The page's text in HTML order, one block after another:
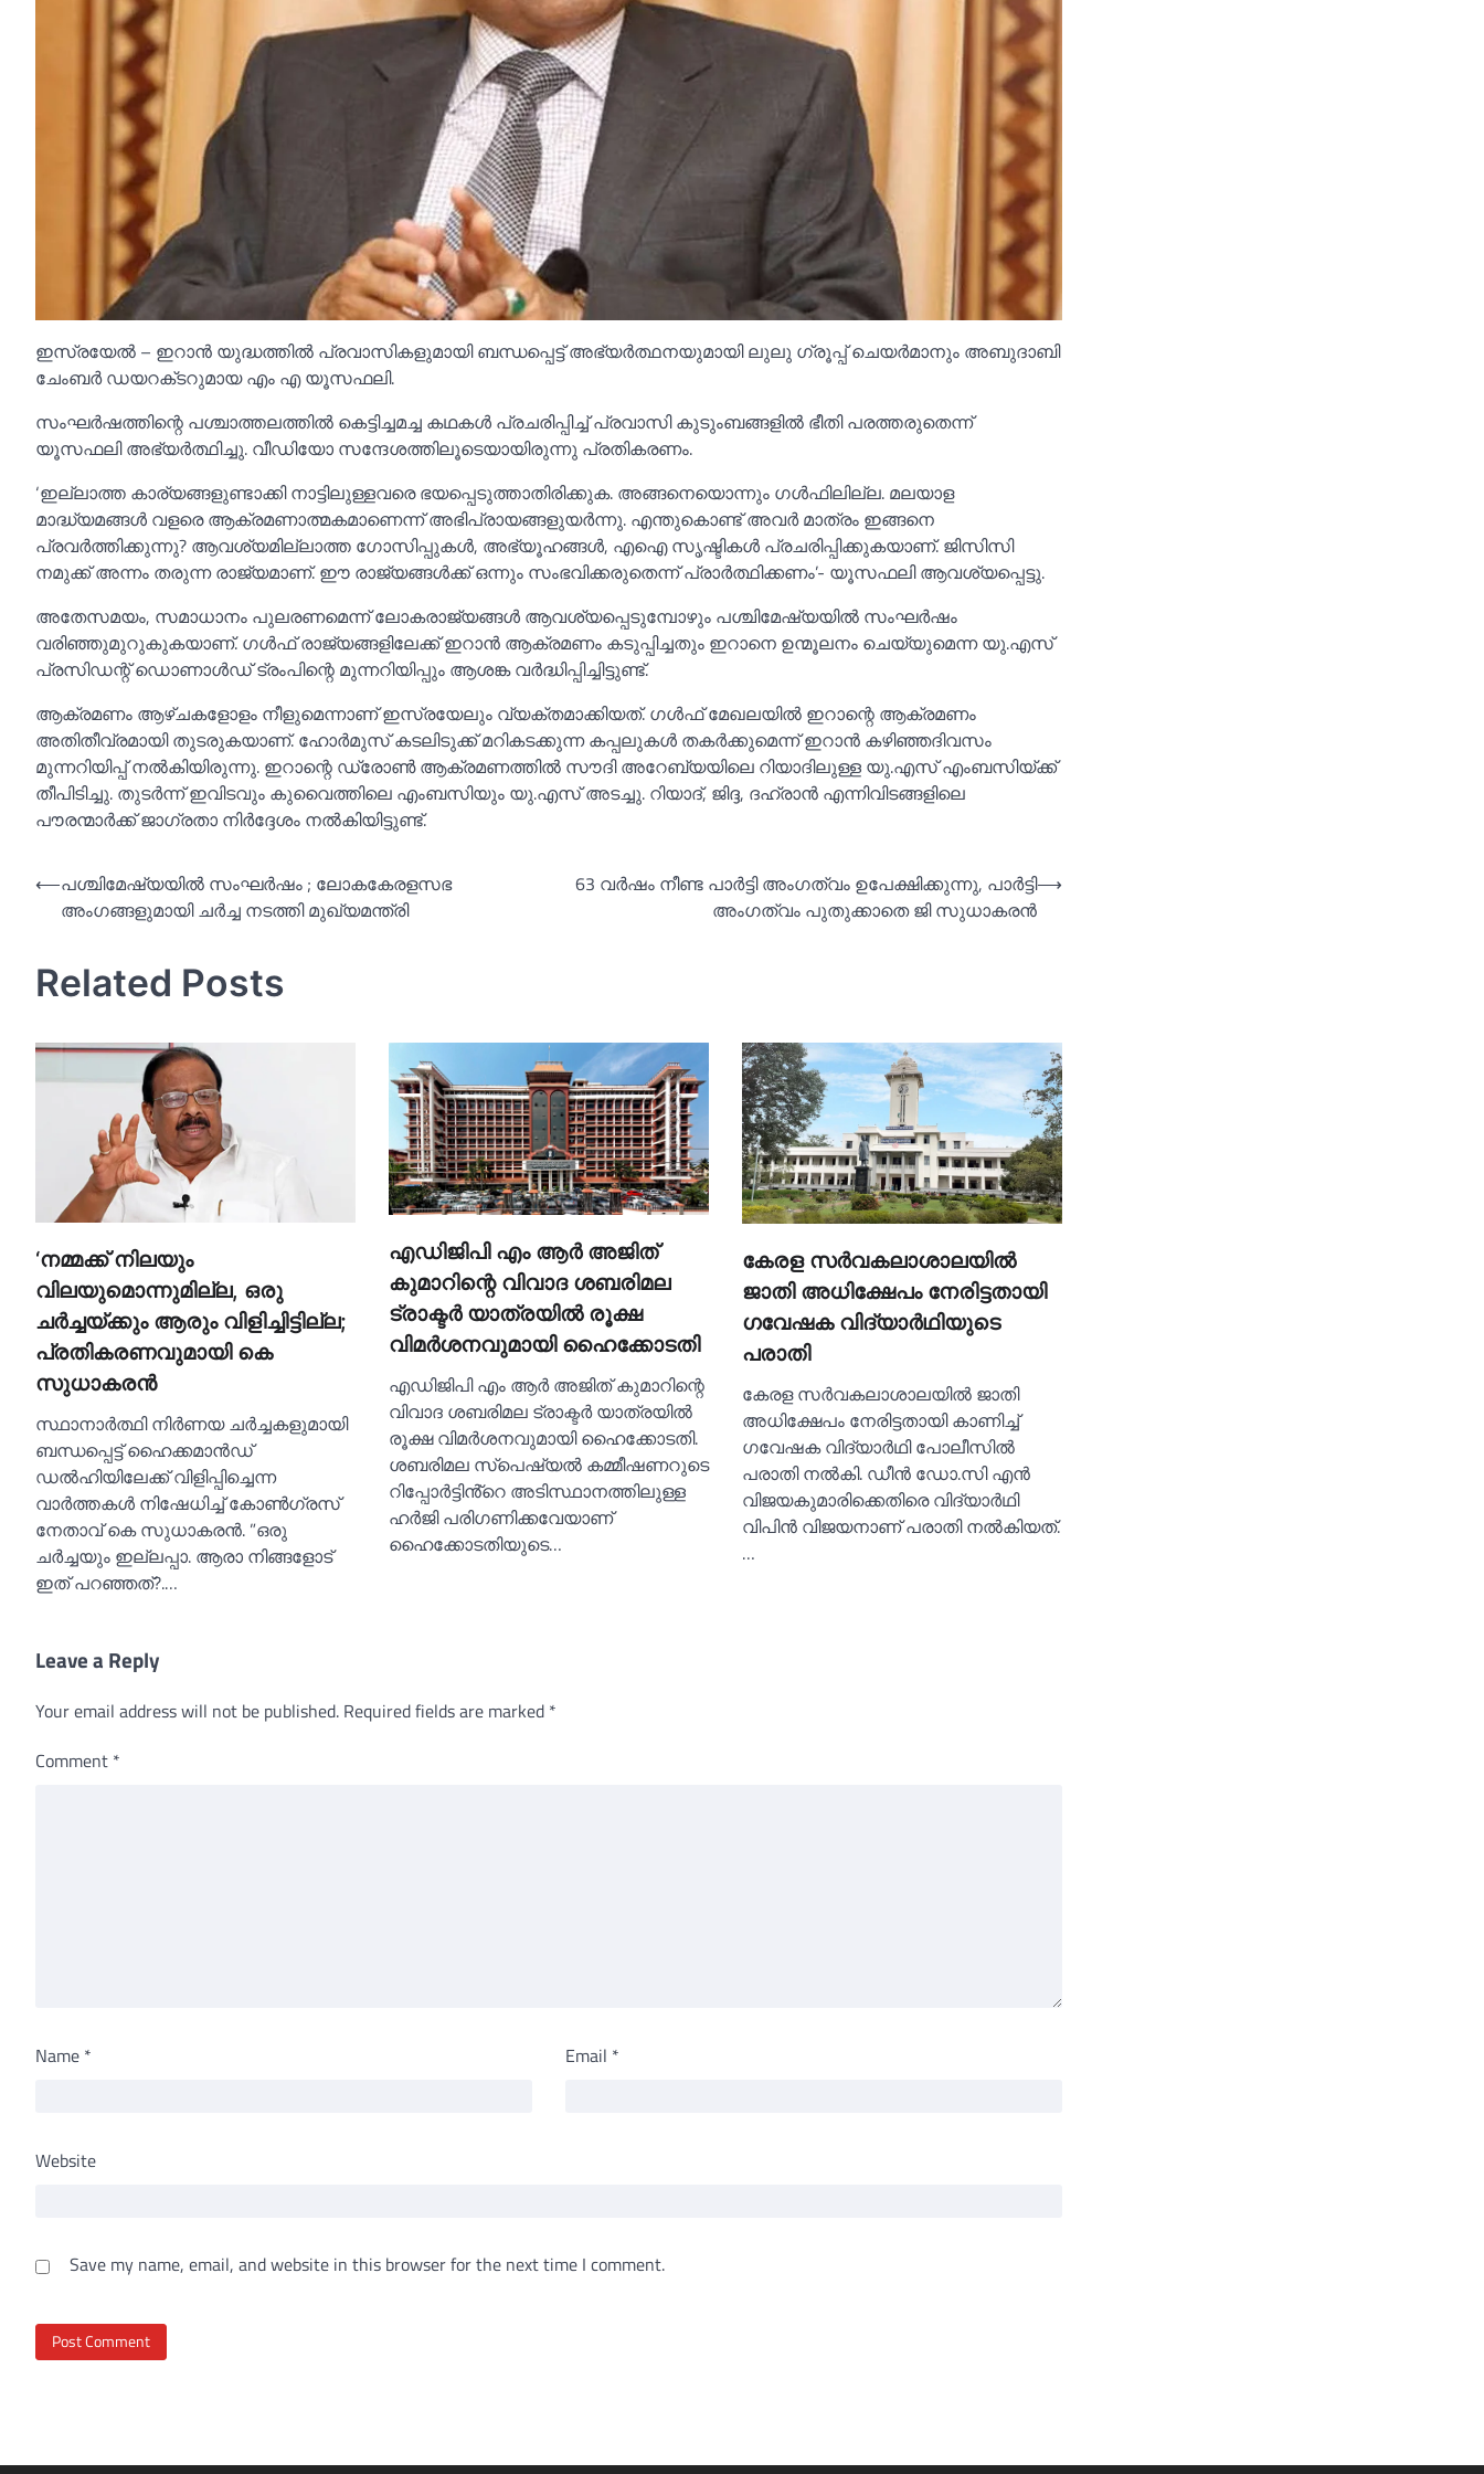
ഇസ്രയേല്‍ – ഇറാൻ യുദ്ധത്തില്‍ പ്രവാസികളുമായി ബന്ധപ്പെട്ട് അഭ്യർത്ഥനയുമായി ലുലു ഗ്രൂപ്പ് ചെയർമാനും അബുദാബി
ചേംബർ ഡയറക്‌ടറുമായ എം എ യൂസഫലി.
സംഘർഷത്തിന്റെ പശ്ചാത്തലത്തില്‍ കെട്ടിച്ചമച്ച കഥകള്‍ പ്രചരിപ്പിച്ച്‌ പ്രവാസി കുടുംബങ്ങളില്‍ ഭീതി പരത്തരുതെന്ന്
യൂസഫലി അഭ്യർത്ഥിച്ചു. വീഡിയോ സന്ദേശത്തിലൂടെയായിരുന്നു പ്രതികരണം.
‘ഇല്ലാത്ത കാര്യങ്ങളുണ്ടാക്കി നാട്ടിലുള്ളവരെ ഭയപ്പെടുത്താതിരിക്കുക. അങ്ങനെയൊന്നും ഗള്‍ഫിലില്ല. മലയാള
മാദ്ധ്യമങ്ങള്‍ വളരെ ആക്രമണാത്മകമാണെന്ന് അഭിപ്രായങ്ങളുയർന്നു. എന്തുകൊണ്ട് അവർ മാത്രം ഇങ്ങനെ
പ്രവർത്തിക്കുന്നു? ആവശ്യമില്ലാത്ത ഗോസിപ്പുകള്‍, അഭ്യൂഹങ്ങള്‍, എഐ സൃഷ്ടികള്‍ പ്രചരിപ്പിക്കുകയാണ്. ജിസിസി
നമുക്ക് അന്നം തരുന്ന രാജ്യമാണ്. ഈ രാജ്യങ്ങള്‍ക്ക് ഒന്നും സംഭവിക്കരുതെന്ന് പ്രാ‌ർത്ഥിക്കണം’- യൂസഫലി ആവശ്യപ്പെട്ടു.
അതേസമയം, സമാധാനം പുലരണമെന്ന് ലോകരാജ്യങ്ങള്‍ ആവശ്യപ്പെടുമ്പോഴും പശ്ചിമേഷ്യയില്‍ സംഘർഷം
വരിഞ്ഞുമുറുകുകയാണ്. ഗള്‍ഫ് രാജ്യങ്ങളിലേക്ക് ഇറാൻ ആക്രമണം കടുപ്പിച്ചതും ഇറാനെ ഉന്മൂലനം ചെയ്യുമെന്ന യു.എസ്
പ്രസിഡന്റ് ഡൊണാള്‍ഡ് ട്രംപിന്റെ മുന്നറിയിപ്പും ആശങ്ക വർദ്ധിപ്പിച്ചിട്ടുണ്ട്.
ആക്രമണം ആഴ്ചകളോളം നീളുമെന്നാണ് ഇസ്രയേലും വ്യക്തമാക്കിയത്. ഗള്‍ഫ് മേഖലയില്‍ ഇറാന്റെ ആക്രമണം
അതിതീവ്രമായി തുടരുകയാണ്. ഹോർമുസ് കടലിടുക്ക് മറികടക്കുന്ന കപ്പലുകള്‍ തകർക്കുമെന്ന് ഇറാൻ കഴിഞ്ഞദിവസം
മുന്നറിയിപ്പ് നല്‍കിയിരുന്നു. ഇറാന്റെ ഡ്രോണ്‍ ആക്രമണത്തില്‍ സൗദി അറേബ്യയിലെ റിയാദിലുള്ള യു.എസ് എംബസിയ്‌ക്ക്
തീപിടിച്ചു. തുടർന്ന് ഇവിടവും കുവൈത്തിലെ എംബസിയും യു.എസ് അടച്ചു. റിയാദ്, ജിദ്ദ, ദഹ്രാൻ എന്നിവിടങ്ങളിലെ
പൗരന്മാർക്ക് ജാഗ്രതാ നിർദ്ദേശം നല്‍കിയിട്ടുണ്ട്.
Post
navigation
⟵പശ്ചിമേഷ്യയില്‍ സംഘര്‍ഷം ; ലോകകേരളസഭ
അംഗങ്ങളുമായി ചര്‍ച്ച നടത്തി മുഖ്യമന്ത്രി
63 വര്‍ഷം നീണ്ട പാര്‍ട്ടി അംഗത്വം ഉപേക്ഷിക്കുന്നു, പാര്‍ട്ടി
അംഗത്വം പുതുക്കാതെ ജി സുധാകരൻ
⟶
Related Posts
‘നമ്മക്ക് നിലയും
വിലയുമൊന്നുമില്ല, ഒരു
ചര്‍ച്ചയ്ക്കും ആരും വിളിച്ചിട്ടില്ല;
പ്രതികരണവുമായി കെ
സുധാകരൻ
സ്ഥാനാർത്ഥി നിർണയ ചർച്ചകളുമായി
ബന്ധപ്പെട്ട് ഹൈക്കമാൻഡ്
ഡല്‍ഹിയിലേക്ക് വിളിപ്പിച്ചെന്ന
വാർത്തകള്‍ നിഷേധിച്ച്‌ കോണ്‍ഗ്രസ്
നേതാവ് കെ സുധാകരൻ. ”ഒരു
ചർച്ചയും ഇല്ലപ്പാ. ആരാ നിങ്ങളോട്
ഇത് പറഞ്ഞത്?.…
എഡിജിപി എം ആര്‍ അജിത്
കുമാറിന്റെ വിവാദ ശബരിമല
ട്രാക്ടര്‍ യാത്രയില്‍ രൂക്ഷ
വിമര്‍ശനവുമായി ഹൈക്കോടതി
എഡിജിപി എം ആര്‍ അജിത് കുമാറിന്റെ
വിവാദ ശബരിമല ട്രാക്ടര്‍ യാത്രയില്‍
രൂക്ഷ വിമര്‍ശനവുമായി ഹൈക്കോടതി.
ശബരിമല സ്പെഷ്യല്‍ കമ്മീഷണറുടെ
റിപ്പോര്‍ട്ടിൻ്റെ അടിസ്ഥാനത്തിലുള്ള
ഹര്‍ജി പരിഗണിക്കവേയാണ്
ഹൈക്കോടതിയുടെ…
കേരള സര്‍വകലാശാലയില്‍
ജാതി അധിക്ഷേപം നേരിട്ടതായി
ഗവേഷക വിദ്യാര്‍ഥിയുടെ
പരാതി
കേരള സര്‍വകലാശാലയില്‍ ജാതി
അധിക്ഷേപം നേരിട്ടതായി കാണിച്ച്‌
ഗവേഷക വിദ്യാര്‍ഥി പോലീസില്‍
പരാതി നല്‍കി. ഡീന്‍ ഡോ.സി എന്‍
വിജയകുമാരിക്കെതിരെ വിദ്യാര്‍ഥി
വിപിന്‍ വിജയനാണ് പരാതി നല്‍കിയത്.
…
Leave a Reply
Your email address will not be published. Required fields are marked *
Comment *
Name * Email *
Website
Save my name, email, and website in this browser for the next time I comment.